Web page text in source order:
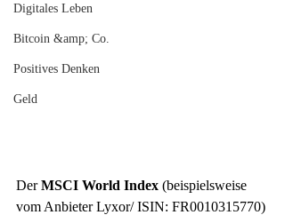
Digitales Leben
Bitcoin &amp; Co.
Positives Denken
Geld
Der MSCI World Index (beispielsweise
vom Anbieter Lyxor/ ISIN: FR0010315770)